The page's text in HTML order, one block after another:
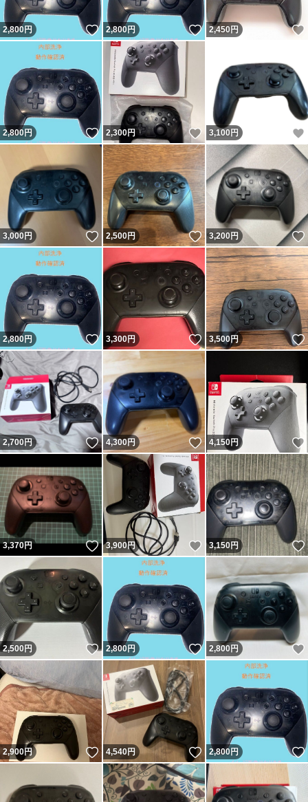
2,800円 いいね！
2,800円 いいね！
2,450円
2,800円 いいね！
2,300円 いいね！
3,100 円
3,000円 いいね！
2,500円 いいね！
3,200円
2,800円 いいね！
3,300円 いいね！
3,500円
2,700円 いいね！
4,300円 いいね！
4,150円
3,370円 いいね！
3,900円 いいね！
3,150円
2,500円 いいね！
2,800円 いいね！
2,800円
2,900円 いいね！
4,540円 いいね！
2,800円